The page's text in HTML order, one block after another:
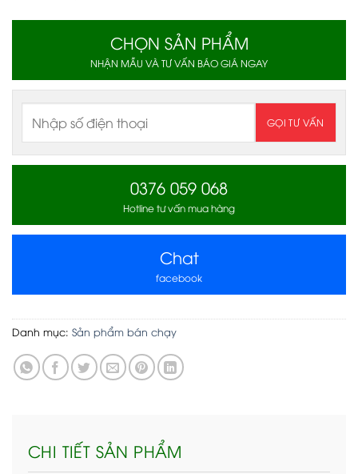
CHỌN SẢN PHẨM
NHẬN MẪU VÀ TƯ VẤN BÁO GIÁ NGAY
0376 059 068
Hotline tư vấn mua hàng
Chat
facebook
Danh mục: Sản phẩm bán chạy
CHI TIẾT SẢN PHẨM